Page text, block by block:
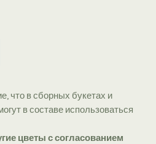
что в сборных букетах и
в составе использоваться
цветы с согласованием